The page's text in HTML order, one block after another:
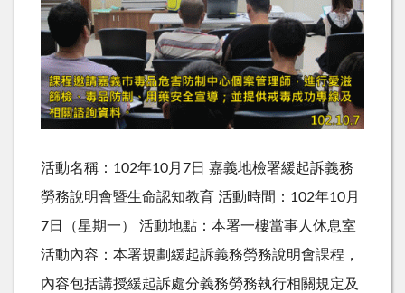
活動名稱：102年10月7日 嘉義地檢署緩起訴義務
勞務說明會暨生命認知教育 活動時間：102年10月
7日（星期一） 活動地點：本署一樓當事人休息室
活動內容：本署規劃緩起訴義務勞務說明會課程，
內容包括講授緩起訴處分義務勞務執行相關規定及